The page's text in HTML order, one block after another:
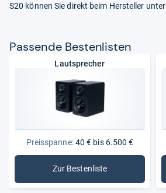
S20 können Sie direkt beim Hersteller unter
Pas­sende Bes­ten­lis­ten
Lautsprecher
Preisspanne:40 € bis 6.500 €
Zur Bestenliste
: Lautsprecher